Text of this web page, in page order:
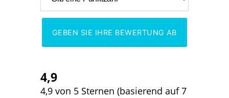
GEBEN SIE IHRE BEWERTUNG AB
4,9
4,9 von 5 Sternen (basierend auf 7